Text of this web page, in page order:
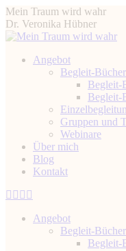
Zum
Inhalt
springen
Mein Traum wird wahr
Dr. Veronika Hübner
Angebot
Begleit-Bücher
Begleit-
Begleit-
Gruppen und
Webinare
Über mich
Blog
Kontakt
Instagram
opens
Facebook
opens
YouTube
opens
opens
Angebot
Begleit-Bücher
Begleit-